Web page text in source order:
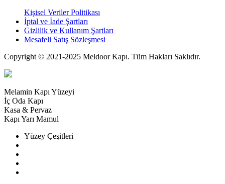
Kişisel Veriler Politikası
İptal ve İade Şartları
Gizlilik ve Kullanım Şartları
Mesafeli Satış Sözleşmesi
Copyright © 2021-2025 Meldoor Kapı. Tüm Hakları Saklıdır.
Melamin Kapı Yüzeyi
İç Oda Kapı
Kasa & Pervaz
Kapı Yarı Mamul
Yüzey Çeşitleri